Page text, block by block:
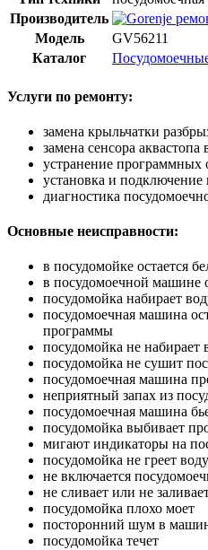
Производитель
Модель
GV56211
Каталог
Услуги по ремонту:
замена крыльчатки
замена сенсора аквастопа
устранение
установка и
диагностика
Основные неисправности:
в посудомойке остается
в посудомоечной машине
посудомойка набирает
посудомоечная машина
программы
посудомойка не набирает
посудомойка не сушит
посудомоечная машина
неприятный запах из
посудомоечная машина
посудомойка выбивает
мигают индикаторы на
посудомойка не греет воду
не включается
не сливает или не
посудомойка плохо моет
посторонний шум в
посудомойка течет